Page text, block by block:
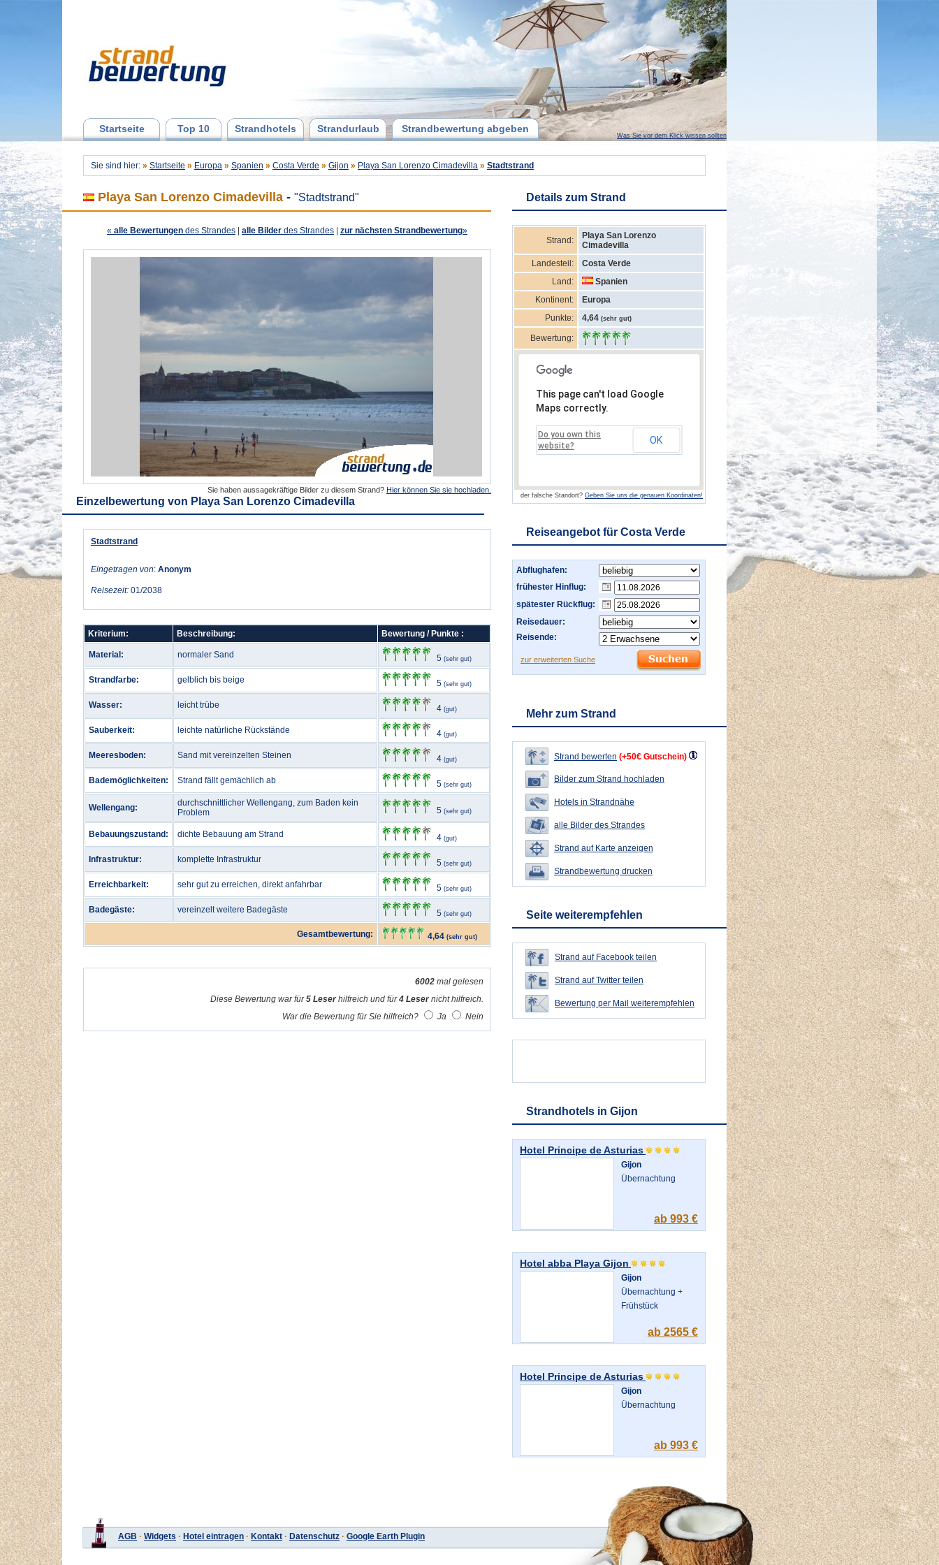
Startseite Top 10 Strandhotels Strandurlaub Strandbewertung abgeben
Was Sie vor dem Klick wissen sollten
Sie sind hier: » Startseite » Europa » Spanien » Costa Verde » Gijon » Playa San Lorenzo Cimadevilla » Stadtstrand
Playa San Lorenzo Cimadevilla - "Stadtstrand"
« alle Bewertungen des Strandes alle Bilder des Strandes zur nächsten Strandbewertung»
Sie haben aussagekräftige Bilder zu diesem Strand? Hier können Sie sie hochladen.
Einzelbewertung von Playa San Lorenzo Cimadevilla
Stadtstrand
Eingetragen von: Anonym
Reisezeit: 01/2038
Kriterium: Beschreibung: Bewertung / Punkte :
Material: normaler Sand 5 (sehr gut)
Strandfarbe: gelblich bis beige 5 (sehr gut)
Wasser: leicht trübe 4 (gut)
Sauberkeit: leichte natürliche Rückstände 4 (gut)
Meeresboden: Sand mit vereinzelten Steinen 4 (gut)
Bademöglichkeiten: Strand fällt gemächlich ab 5 (sehr gut)
Wellengang:
durchschnittlicher Wellengang, zum Baden kein
Problem
5 (sehr gut)
Bebauungszustand: dichte Bebauung am Strand 4 (gut)
Infrastruktur: komplette Infrastruktur 5 (sehr gut)
Erreichbarkeit: sehr gut zu erreichen, direkt anfahrbar 5 (sehr gut)
Badegäste: vereinzelt weitere Badegäste 5 (sehr gut)
Gesamtbewertung: 4,64 (sehr gut)
6002 mal gelesen
Diese Bewertung war für5 Leserhilfreich und für4 Lesernicht hilfreich.
War die Bewertung für Sie hilfreich?
Ja Nein
Details zum Strand
Strand:
Playa San Lorenzo
Cimadevilla
Landesteil:
Costa Verde
Land:
Spanien
Kontinent:
Europa
Punkte:
4,64 (sehr gut)
Bewertung:
This page can't load Google
Maps correctly.
Do you own this
website?
OK
der falsche Standort? Geben Sie uns die genauen Koordinaten!
Reiseangebot für Costa Verde
Abflughafen:
frühester Hinflug:
spätester Rückflug:
Reisedauer:
Reisende:
zur erweiterten Suche
Mehr zum Strand
Strand bewerten (+50€ Gutschein)
Bilder zum Strand hochladen
Hotels in Strandnähe
alle Bilder des Strandes
Strand auf Karte anzeigen
Strandbewertung drucken
Seite weiterempfehlen
Strand auf Facebook teilen
Strand auf Twitter teilen
Bewertung per Mail weiterempfehlen
Strandhotels in Gijon
Hotel Principe de Asturias
Gijon
Übernachtung
ab 993 €
Hotel abba Playa Gijon
Gijon
Übernachtung +
Frühstück
ab 2565 €
Hotel Principe de Asturias
Gijon
Übernachtung
ab 993 €
AGB · Widgets · Hotel eintragen · Kontakt · Datenschutz · Google Earth Plugin